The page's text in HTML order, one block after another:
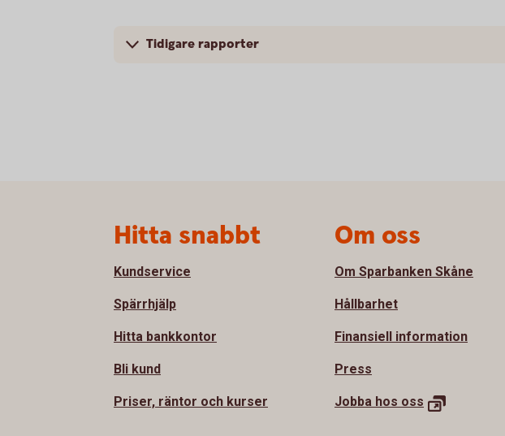
Tidigare rapporter
Hitta snabbt
Kundservice
Spärrhjälp
Hitta bankkontor
Bli kund
Priser, räntor och kurser
Om oss
Om Sparbanken Skåne
Hållbarhet
Finansiell information
Press
Jobba hos oss